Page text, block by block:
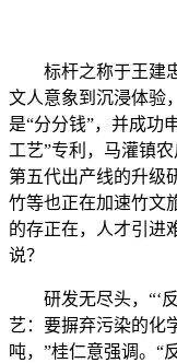
标杆之称于王建忠
文人意象到沉浸体验
是“分分钱”，并成功
工艺”专利，马灌镇
第五代出产线的升级
竹等也正在加速竹文
的存正在，人才引进
说？
研发无尽头，“‘反
艺：要摒弃污染的化
吨，”桂仁意强调。“